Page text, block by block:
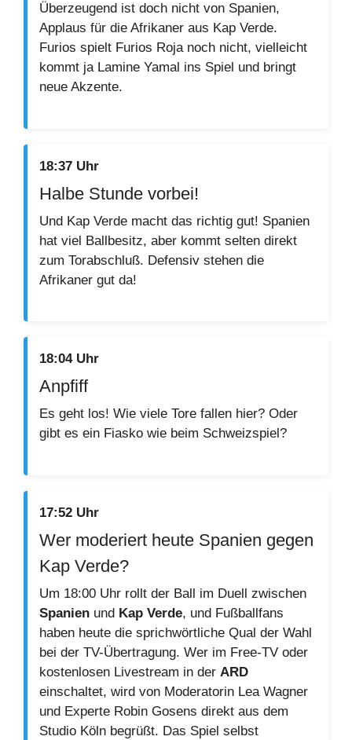
Überzeugend ist doch nicht von Spanien,
Applaus für die Afrikaner aus Kap Verde.
Furios spielt Furios Roja noch nicht, vielleicht
kommt ja Lamine Yamal ins Spiel und bringt
neue Akzente.
18:37 Uhr
Halbe Stunde vorbei!
Und Kap Verde macht das richtig gut! Spanien
hat viel Ballbesitz, aber kommt selten direkt
zum Torabschluß. Defensiv stehen die
Afrikaner gut da!
18:04 Uhr
Anpfiff
Es geht los! Wie viele Tore fallen hier? Oder
gibt es ein Fiasko wie beim Schweizspiel?
17:52 Uhr
Wer moderiert heute Spanien gegen
Kap Verde?
Um 18:00 Uhr rollt der Ball im Duell zwischen
Spanien und Kap Verde, und Fußballfans
haben heute die sprichwörtliche Qual der Wahl
bei der TV-Übertragung. Wer im Free-TV oder
kostenlosen Livestream in der ARD
einschaltet, wird von Moderatorin Lea Wagner
und Experte Robin Gosens direkt aus dem
Studio Köln begrüßt. Das Spiel selbst